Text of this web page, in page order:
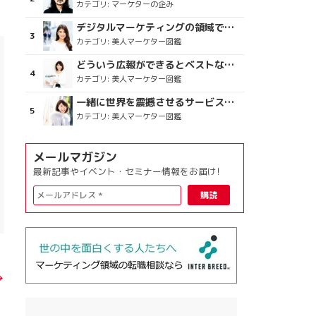
カテゴリ: マーケターの企み
デジタルマーケティングの領域で、海外というステージに
カテゴリ: 美人マーケター図鑑
どういう広報ができるとベストなのか
カテゴリ: 美人マーケター図鑑
一緒に世界を震撼させるサービスをつくりましょう
カテゴリ: 美人マーケター図鑑
メールマガジン
最新記事やイベント・セミナー情報をお届け!